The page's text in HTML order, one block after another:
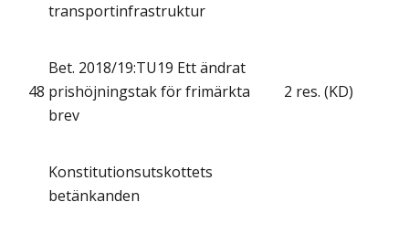
transportinfrastruktur
48
Bet. 2018/19:TU19 Ett ändrat
prishöjningstak för frimärkta
brev
2 res. (KD)
Konstitutionsutskottets
betänkanden